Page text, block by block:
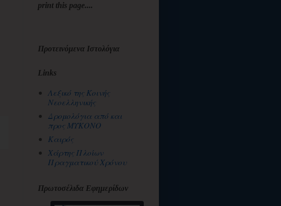
print this page....
Προτεινόμενα Ιστολόγια
Links
Λεξικό της Κοινής
Νεοελληνικής
Δρομολόγια από και
προς ΜΥΚΟΝΟ
Καιρός
Χάρτης Πλοίων
Πραγματικού Χρόνου
Πρωτοσέλιδα Εφημερίδων